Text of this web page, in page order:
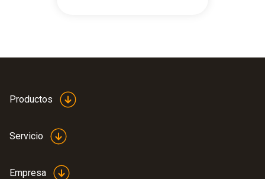
Productos
Servicio
Empresa